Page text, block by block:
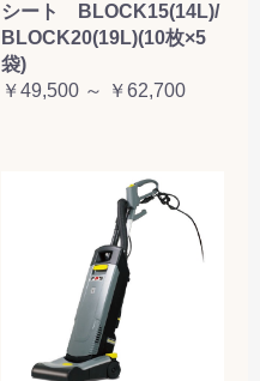
シート BLOCK15(14L)/
BLOCK20(19L)(10枚×5
袋)
￥49,500 ～ ￥62,700